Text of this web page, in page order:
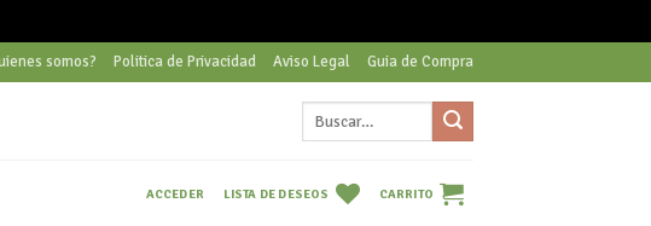
somos? Politica de Privacidad Aviso Legal Guia de Compra
ACCEDER LISTA DE DESEOS CARRITO